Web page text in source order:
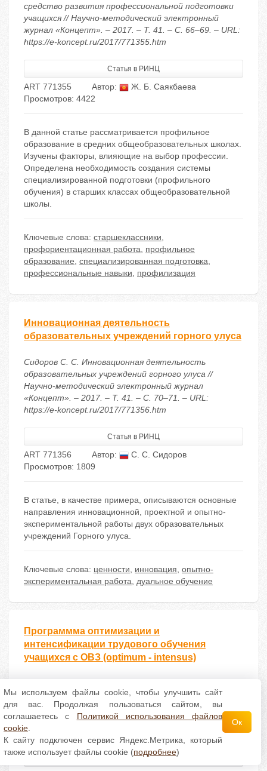
средство развития профессиональной подготовки
учащихся // Научно-методический электронный
журнал «Концепт». – 2017. – Т. 41. – С. 66–69. – URL:
https://e-koncept.ru/2017/771355.htm
Статья в РИНЦ
ART 771355 Автор:
Ж. Б. Саякбаева
Просмотров: 4422
В данной статье рассматривается профильное
образование в средних общеобразовательных школах.
Изучены факторы, влияющие на выбор профессии.
Определена необходимость создания системы
специализированной подготовки (профильного
обучения) в старших классах общеобразовательной
школы.
Ключевые слова: старшеклассники,
профориентационная работа, профильное
образование, специализированная подготовка,
профессиональные навыки, профилизация
Инновационная деятельность
образовательных учреждений горного улуса
Сидоров С. С. Инновационная деятельность
образовательных учреждений горного улуса //
Научно-методический электронный журнал
«Концепт». – 2017. – Т. 41. – С. 70–71. – URL:
https://e-koncept.ru/2017/771356.htm
Статья в РИНЦ
ART 771356 Автор:
С. С. Сидоров
Просмотров: 1809
В статье, в качестве примера, описываются основные
направления инновационной, проектной и опытно-
экспериментальной работы двух образовательных
учреждений Горного улуса.
Ключевые слова: ценности, инновация, опытно-
экспериментальная работа, дуальное обучение
Программма оптимизации и
интенсификации трудового обучения
учащихся с ОВЗ (optimum - intensus)
интенсификации трудового обучения учащихся с
ОВЗ (optimum - intensus) // Научно-методический
электронный журнал «Концепт». – 2017. – Т. 41. – С.
72–74. – URL: https://e-koncept.ru/2017/771357.htm
Статья в РИНЦ
Мы используем файлы cookie, чтобы улучшить сайт
для вас. Продолжая пользоваться сайтом, вы
соглашаетесь с Политикой использования файлов
cookie
К сайту подключен сервис Яндекс.Метрика, который
также использует файлы cookie (подробнее)
Ок